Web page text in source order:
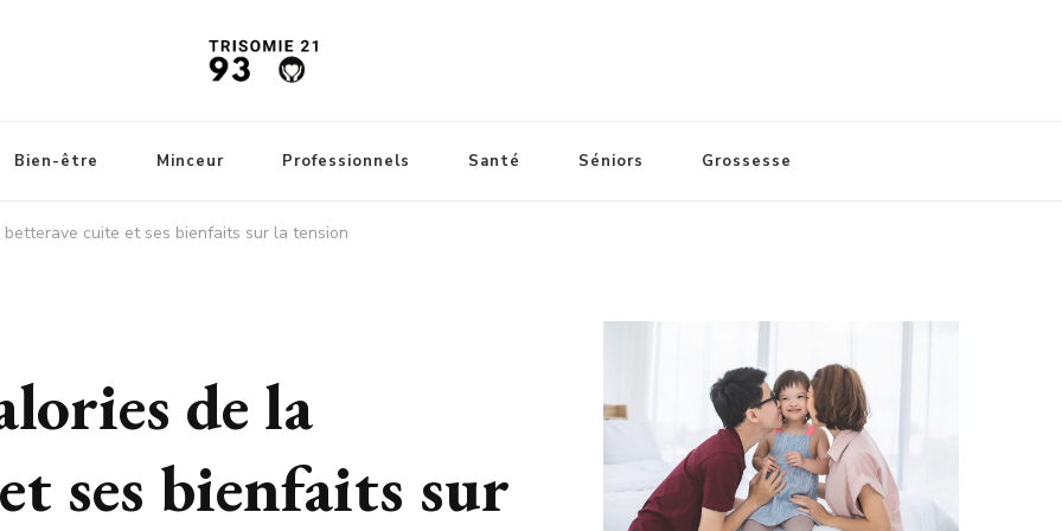
Bien-être Minceur Professionnels Santé Séniors Grossesse
cuite et ses bienfaits sur la tension
de la
ses bienfaits sur